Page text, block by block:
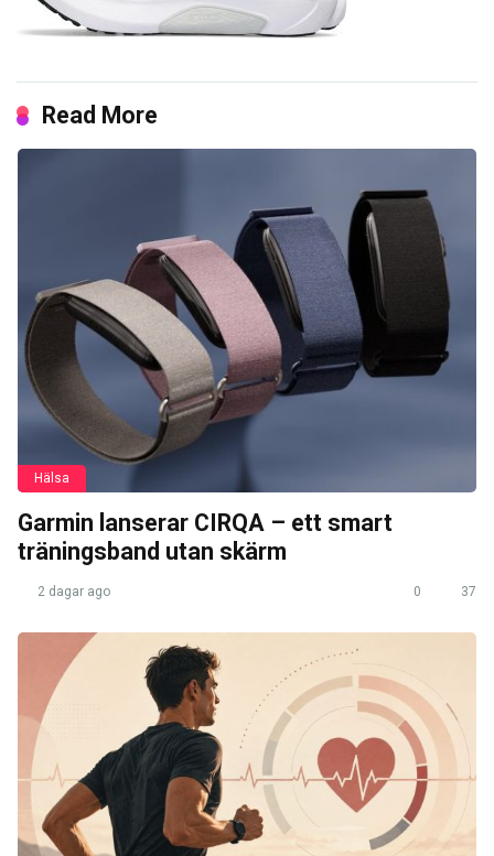
Read More
Hälsa
Garmin lanserar CIRQA – ett smart
träningsband utan skärm
2 dagar ago 0 37